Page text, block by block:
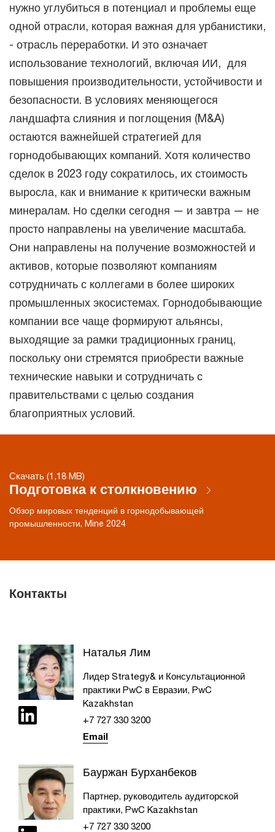
нужно углубиться в потенциал и проблемы еще
одной отрасли, которая важная для урбанистики,
- отрасль переработки. И это означает
использование технологий, включая ИИ, для
повышения производительности, устойчивости и
безопасности. В условиях меняющегося
ландшафта слияния и поглощения (M&A)
остаются важнейшей стратегией для
горнодобывающих компаний. Хотя количество
сделок в 2023 году сократилось, их стоимость
выросла, как и внимание к критически важным
минералам. Но сделки сегодня — и завтра — не
просто направлены на увеличение масштаба.
Они направлены на получение возможностей и
активов, которые позволяют компаниям
сотрудничать с коллегами в более широких
промышленных экосистемах. Горнодобывающие
компании все чаще формируют альянсы,
выходящие за рамки традиционных границ,
поскольку они стремятся приобрести важные
технические навыки и сотрудничать с
правительствами с целью создания
благоприятных условий.
Скачать (1,18 MB)
Подготовка к столкновению
Обзор мировых тенденций в горнодобывающей
промышленности, Mine 2024
Контакты
Наталья Лим
Лидер Strategy& и Консультационной
практики PwC в Евразии, PwC
Kazakhstan
+7 727 330 3200
Email
Бауржан Бурханбеков
Партнер, руководитель аудиторской
практики, PwC Kazakhstan
+7 727 330 3200